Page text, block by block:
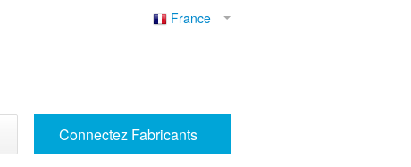
France
Connectez Fabricants